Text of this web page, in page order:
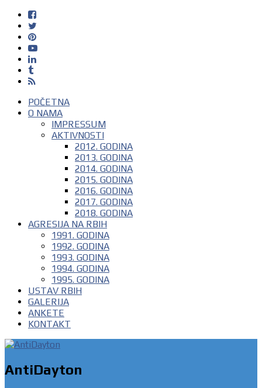
POČETNA
O NAMA
IMPRESSUM
AKTIVNOSTI
2012. GODINA
2013. GODINA
2014. GODINA
2015. GODINA
2016. GODINA
2017. GODINA
2018. GODINA
AGRESIJA NA RBIH
1991. GODINA
1992. GODINA
1993. GODINA
1994. GODINA
1995. GODINA
USTAV RBIH
GALERIJA
ANKETE
KONTAKT
AntiDayton